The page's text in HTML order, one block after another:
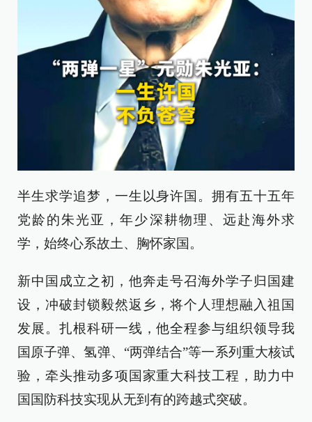
半生求学追梦，一生以身许国。拥有五十五年
党龄的朱光亚，年少深耕物理、远赴海外求
学，始终心系故土、胸怀家国。
新中国成立之初，他奔走号召海外学子归国建
设，冲破封锁毅然返乡，将个人理想融入祖国
发展。扎根科研一线，他全程参与组织领导我
国原子弹、氢弹、“两弹结合”等一系列重大核试
验，牵头推动多项国家重大科技工程，助力中
国国防科技实现从无到有的跨越式突破。